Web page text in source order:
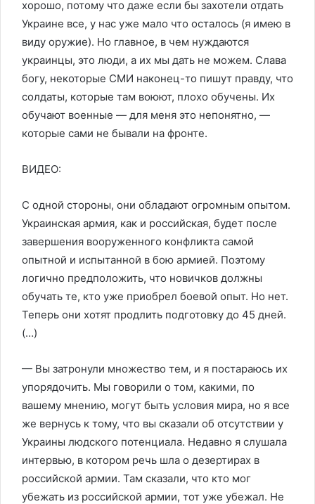
хорошо, потому что даже если бы захотели отдать
Украине все, у нас уже мало что осталось (я имею в
виду оружие). Но главное, в чем нуждаются
украинцы, это люди, а их мы дать не можем. Слава
богу, некоторые СМИ наконец-то пишут правду, что
солдаты, которые там воюют, плохо обучены. Их
обучают военные — для меня это непонятно, —
которые сами не бывали на фронте.
ВИДЕО:
С одной стороны, они обладают огромным опытом.
Украинская армия, как и российская, будет после
завершения вооруженного конфликта самой
опытной и испытанной в бою армией. Поэтому
логично предположить, что новичков должны
обучать те, кто уже приобрел боевой опыт. Но нет.
Теперь они хотят продлить подготовку до 45 дней.
(…)
— Вы затронули множество тем, и я постараюсь их
упорядочить. Мы говорили о том, какими, по
вашему мнению, могут быть условия мира, но я все
же вернусь к тому, что вы сказали об отсутствии у
Украины людского потенциала. Недавно я слушала
интервью, в котором речь шла о дезертирах в
российской армии. Там сказали, что кто мог
убежать из российской армии, тот уже убежал. Не